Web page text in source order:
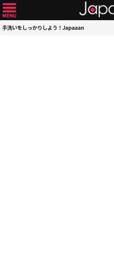
手洗いをしっかりしよう！Japaaan